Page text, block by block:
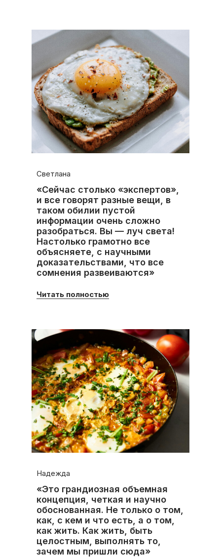
Светлана
«Сейчас столько «экспертов»,
и все говорят разные вещи, в
таком обилии пустой
информации очень сложно
разобраться. Вы — луч света!
Настолько грамотно все
объясняете, с научными
доказательствами, что все
сомнения развеиваются»
Читать полностью
Надежда
«Это грандиозная объемная
концепция, четкая и научно
обоснованная. Не только о том,
как, с кем и что есть, а о том,
как жить. Как жить, быть
целостным, выполнять то,
зачем мы пришли сюда»